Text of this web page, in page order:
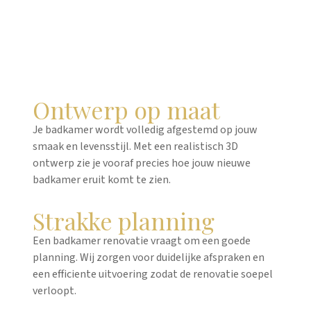
Ontwerp op maat
Je badkamer wordt volledig afgestemd op jouw
smaak en levensstijl. Met een realistisch 3D
ontwerp zie je vooraf precies hoe jouw nieuwe
badkamer eruit komt te zien.
Strakke planning
Een badkamer renovatie vraagt om een goede
planning. Wij zorgen voor duidelijke afspraken en
een efficiente uitvoering zodat de renovatie soepel
verloopt.